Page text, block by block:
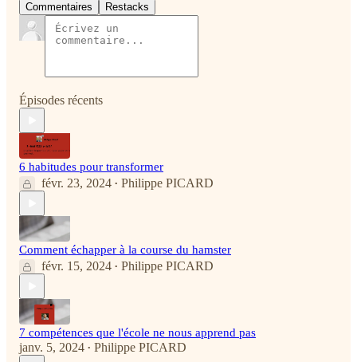
Commentaires Restacks
Épisodes récents
6 habitudes pour transformer
févr. 23, 2024 • Philippe PICARD
Comment échapper à la course du hamster
févr. 15, 2024 • Philippe PICARD
7 compétences que l'école ne nous apprend pas
janv. 5, 2024 • Philippe PICARD